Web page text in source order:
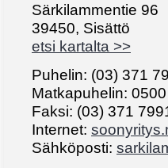
Särkilammentie 96
39450, Sisättö
etsi kartalta >>
Puhelin: (03) 371
Matkapuhelin:
Faksi: (03) 371
Internet:
Sähköposti: